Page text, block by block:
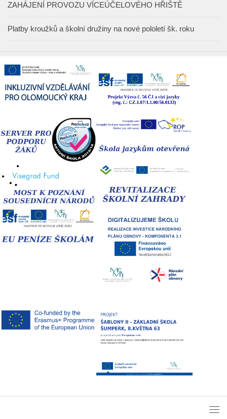
ZAHÁJENÍ PROVOZU VÍCEÚČELOVÉHO HŘIŠTĚ
Platby kroužků a školní družiny na nové pololetí šk. roku